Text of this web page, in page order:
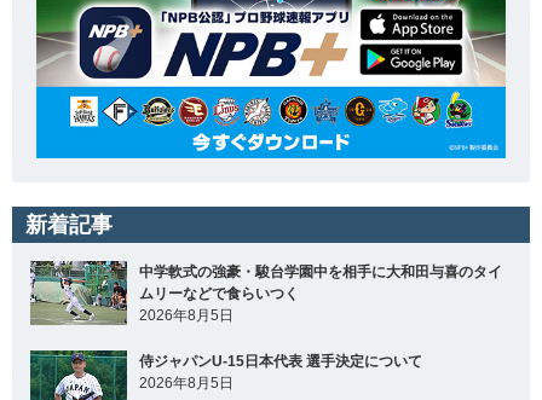
新着記事
中学軟式の強豪・駿台学園中を相手に大和田与喜のタイ
ムリーなどで食らいつく
2026年8月5日
侍ジャパンU-15日本代表 選手決定について
2026年8月5日